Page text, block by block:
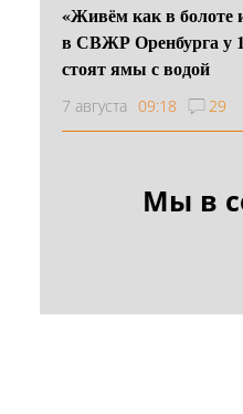
«Живём как в болоте
в СВЖР Оренбурга у
стоят ямы с водой
7 августа 09:18 29
Мы в